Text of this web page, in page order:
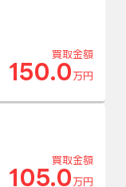
買取金額
150.0 万円
買取金額
105.0 万円